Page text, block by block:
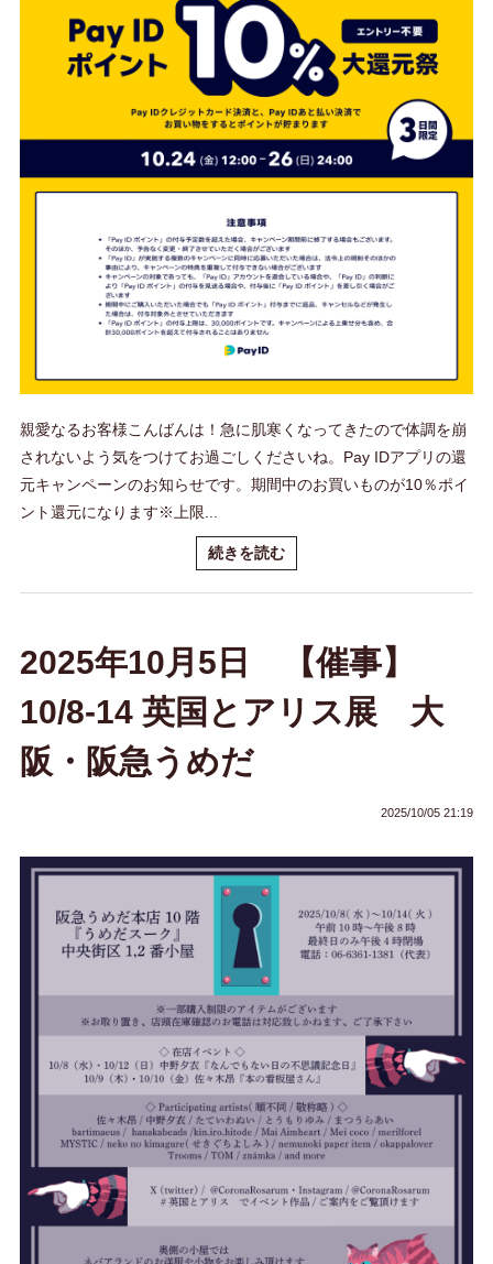
親愛なるお客様こんばんは！急に肌寒くなってきたので体調を崩
されないよう気をつけてお過ごしくださいね。Pay IDアプリの還
元キャンペーンのお知らせです。期間中のお買いものが10％ポイ
ント還元になります※上限...
続きを読む
2025年10月5日 【催事】
10/8-14 英国とアリス展 大
阪・阪急うめだ
2025/10/05 21:19